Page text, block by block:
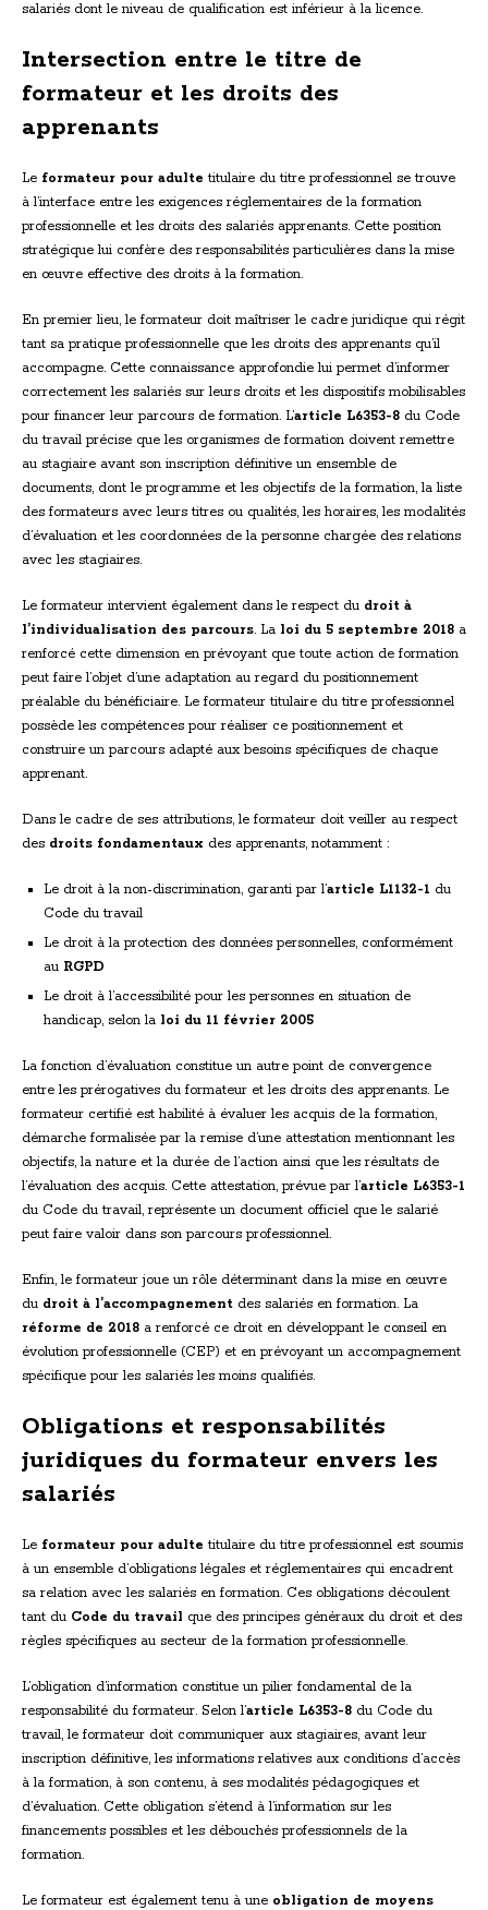
salariés dont le niveau de qualification est inférieur à la licence.
Intersection entre le titre de
formateur et les droits des
apprenants
Le formateur pour adulte titulaire du titre professionnel se trouve
à l’interface entre les exigences réglementaires de la formation
professionnelle et les droits des salariés apprenants. Cette position
stratégique lui confère des responsabilités particulières dans la mise
en œuvre effective des droits à la formation.
En premier lieu, le formateur doit maîtriser le cadre juridique qui régit
tant sa pratique professionnelle que les droits des apprenants qu’il
accompagne. Cette connaissance approfondie lui permet d’informer
correctement les salariés sur leurs droits et les dispositifs mobilisables
pour financer leur parcours de formation. L’article L6353-8 du Code
du travail précise que les organismes de formation doivent remettre
au stagiaire avant son inscription définitive un ensemble de
documents, dont le programme et les objectifs de la formation, la liste
des formateurs avec leurs titres ou qualités, les horaires, les modalités
d’évaluation et les coordonnées de la personne chargée des relations
avec les stagiaires.
Le formateur intervient également dans le respect du droit à
l’individualisation des parcours. La loi du 5 septembre 2018 a
renforcé cette dimension en prévoyant que toute action de formation
peut faire l’objet d’une adaptation au regard du positionnement
préalable du bénéficiaire. Le formateur titulaire du titre professionnel
possède les compétences pour réaliser ce positionnement et
construire un parcours adapté aux besoins spécifiques de chaque
apprenant.
Dans le cadre de ses attributions, le formateur doit veiller au respect
des droits fondamentaux des apprenants, notamment :
Le droit à la non-discrimination, garanti par l’article L1132-1 du
Code du travail
Le droit à la protection des données personnelles, conformément
au RGPD
Le droit à l’accessibilité pour les personnes en situation de
handicap, selon la loi du 11 février 2005
La fonction d’évaluation constitue un autre point de convergence
entre les prérogatives du formateur et les droits des apprenants. Le
formateur certifié est habilité à évaluer les acquis de la formation,
démarche formalisée par la remise d’une attestation mentionnant les
objectifs, la nature et la durée de l’action ainsi que les résultats de
l’évaluation des acquis. Cette attestation, prévue par l’article L6353-1
du Code du travail, représente un document officiel que le salarié
peut faire valoir dans son parcours professionnel.
Enfin, le formateur joue un rôle déterminant dans la mise en œuvre
du droit à l’accompagnement des salariés en formation. La
réforme de 2018 a renforcé ce droit en développant le conseil en
évolution professionnelle (CEP) et en prévoyant un accompagnement
spécifique pour les salariés les moins qualifiés.
Obligations et responsabilités
juridiques du formateur envers les
salariés
Le formateur pour adulte titulaire du titre professionnel est soumis
à un ensemble d’obligations légales et réglementaires qui encadrent
sa relation avec les salariés en formation. Ces obligations découlent
tant du Code du travail que des principes généraux du droit et des
règles spécifiques au secteur de la formation professionnelle.
L’obligation d’information constitue un pilier fondamental de la
responsabilité du formateur. Selon l’article L6353-8 du Code du
travail, le formateur doit communiquer aux stagiaires, avant leur
inscription définitive, les informations relatives aux conditions d’accès
à la formation, à son contenu, à ses modalités pédagogiques et
d’évaluation. Cette obligation s’étend à l’information sur les
financements possibles et les débouchés professionnels de la
formation.
Le formateur est également tenu à une obligation de moyens